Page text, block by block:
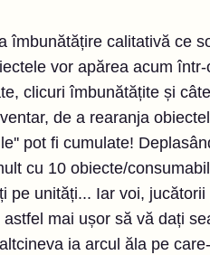
îmbunătățire calitativă ce
vor apărea acum
clicuri îmbunătățite și
de a rearanja
pot fi cumulate!
cu 10 obiecte/
pe unități... Iar voi,
mai ușor să vă dați
ia arcul ăla pe